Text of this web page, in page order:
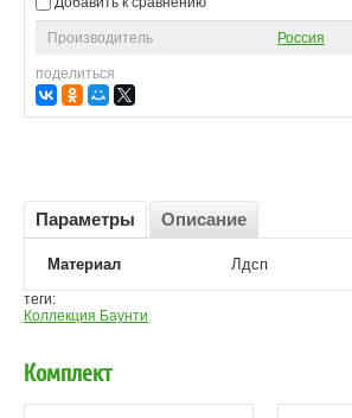
Производитель Россия
поделиться
Параметры Описание
Материал Лдсп
теги:
Коллекция Баунти
Комплект